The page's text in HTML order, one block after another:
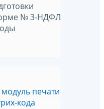
№ 3-НДФЛ
печати
кода